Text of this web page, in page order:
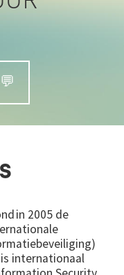
in 2005 de
internationaal